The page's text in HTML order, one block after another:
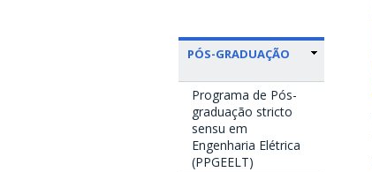
PÓS-GRADUAÇÃO
Programa de Pós-
graduação stricto
sensu em
Engenharia Elétrica
(PPGEELT)